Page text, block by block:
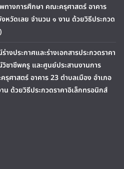
ทางการศึกษา คณะครุศาสตร์ อาคาร
หวัดเลย จำนวน ๑ งาน ด้วยวิธีประกวด
งประกาศและร่างเอกสารประกวดราคา
าชีพครู และศูนย์ประสานงานการ
ศาสตร์ อาคาร 23 ตำบลเมือง อำเภอ
น ด้วยวิธีประกวดราคาอิเล็กทรอนิกส์